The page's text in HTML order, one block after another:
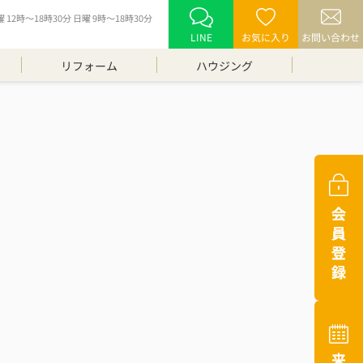
12時～18時30分 日曜 9時～18時30分
LINE お気に入り お問い合わせ
リフォーム ハウジング